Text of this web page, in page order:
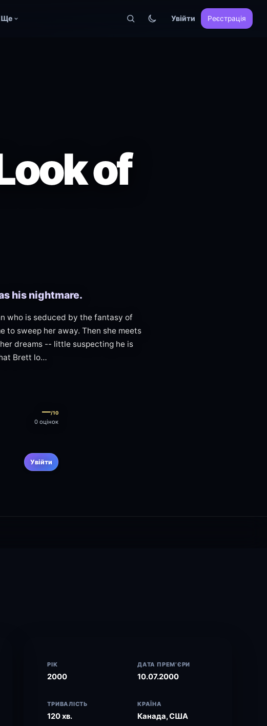
Ще Увійти Реєстрація
of
his nightmare.
who is seduced by the fantasy of
to sweep her away. Then she meets
dreams -- little suspecting he is
Brett lo…
—/10
0 оцінок
Увійти
РІК
2000
ДАТА ПРЕМ’ЄРИ
10.07.2000
ТРИВАЛІСТЬ
120 хв.
КРАЇНА
Канада, США